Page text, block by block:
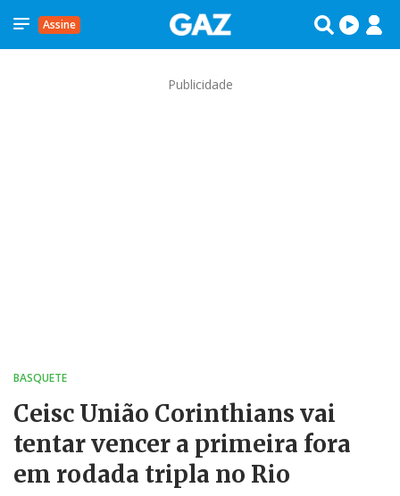
Assine
Publicidade
BASQUETE
Ceisc União Corinthians vai
tentar vencer a primeira fora
em rodada tripla no Rio